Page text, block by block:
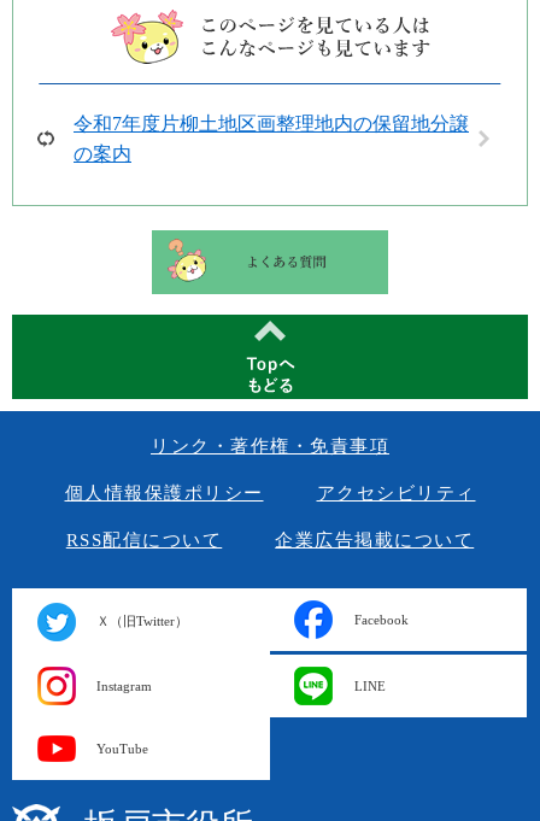
令和7年度片柳土地区画整理地内の保留地分譲
の案内
リンク・著作権・免責事項
個人情報保護ポリシー アクセシビリティ
RSS配信について 企業広告掲載について
Ｘ（旧Twitter） Facebook
Instagram LINE
YouTube